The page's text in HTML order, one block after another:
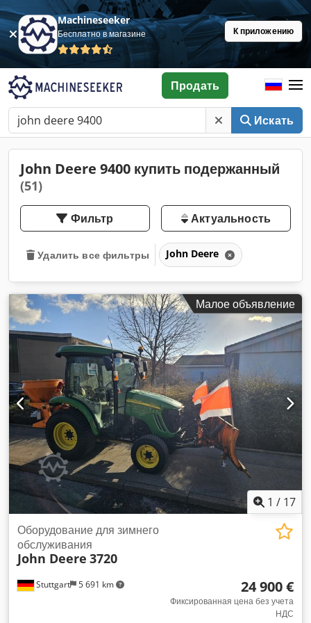
Machineseeker
Бесплатно в магазине К приложению
Искать
Продать
John Deere 9400 купить подержанный
(51)
Фильтр Актуальность
Удалить все фильтры John Deere
Малое объявление
1 / 17
Stuttgart 5 691 km
Оборудование для зимнего
обслуживания
John Deere 3720
24 900 €
Фиксированная цена без учета
НДС